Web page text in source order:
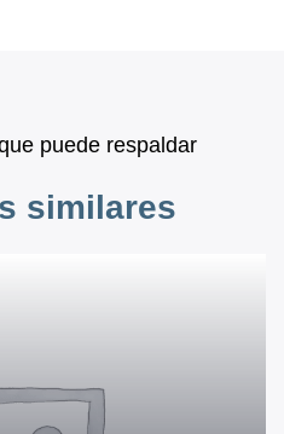
puede respaldar
similares